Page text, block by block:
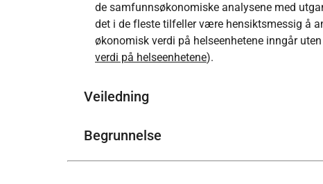
de samfunnsøkonomiske analysene med
det i de fleste tilfeller være hensiktsmessig å
økonomisk verdi på helseenhetene inngår
verdi på helseenhetene).
Veiledning
Begrunnelse